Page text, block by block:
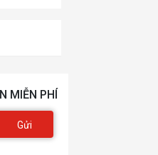
MIỄN PHÍ
Gửi